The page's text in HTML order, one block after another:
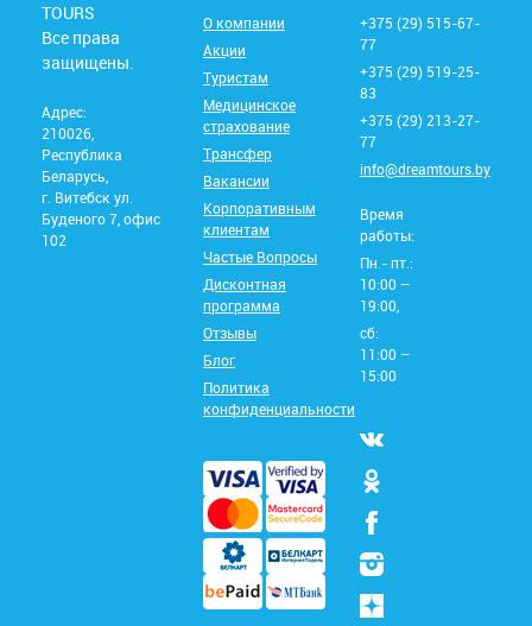
TOURS
Все права
защищены.
Адрес:
210026,
Республика
Беларусь,
г. Витебск ул.
Буденого 7, офис
102
О компании
Акции
Туристам
Медицинское
страхование
Трансфер
Вакансии
Корпоративным
клиентам
Частые Вопросы
Дисконтная
программа
Отзывы
Блог
Политика
конфиденциальности
+375 (29) 515-67-
77
+375 (29) 519-25-
83
+375 (29) 213-27-
77
info@dreamtours.by
Время
работы:
Пн.- пт.:
10:00 –
19:00,
сб:
11:00 –
15:00